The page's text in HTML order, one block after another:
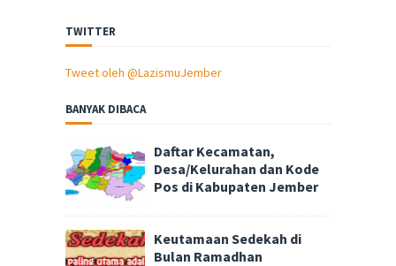
TWITTER
Tweet oleh @LazismuJember
BANYAK DIBACA
Daftar Kecamatan,
Desa/Kelurahan dan Kode
Pos di Kabupaten Jember
Keutamaan Sedekah di
Bulan Ramadhan